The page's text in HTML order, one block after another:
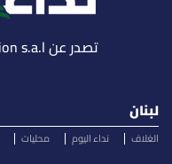
تصدر عن Lebanese Media Production s.a.l
لبنان
الغلاف نداء اليوم محليات